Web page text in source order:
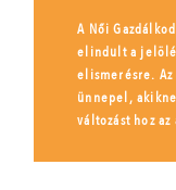
A Női
elindult a
elismerésre.
ünnepel,
változást hoz